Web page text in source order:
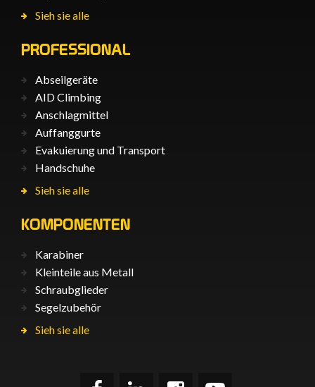
Sieh sie alle
PROFESSIONAL
Abseilgeräte
AID Climbing
Anschlagmittel
Auffanggurte
Evakuierung und Transport
Handschuhe
Sieh sie alle
KOMPONENTEN
Karabiner
Kleinteile aus Metall
Schraubglieder
Segelzubehör
Sieh sie alle